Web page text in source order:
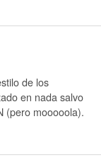
de los
en nada salvo
(pero mooooola).